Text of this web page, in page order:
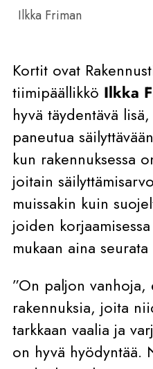
Ilkka Friman
Kortit ovat
tiimipäällikkö Ilkka
hyvä täydentävä
paneutua
kun rakennuksessa
joitain
muissakin kuin
joiden
mukaan aina
”On paljon vanhoja,
rakennuksia, joita
tarkkaan vaalia ja
on hyvä hyödyntää.